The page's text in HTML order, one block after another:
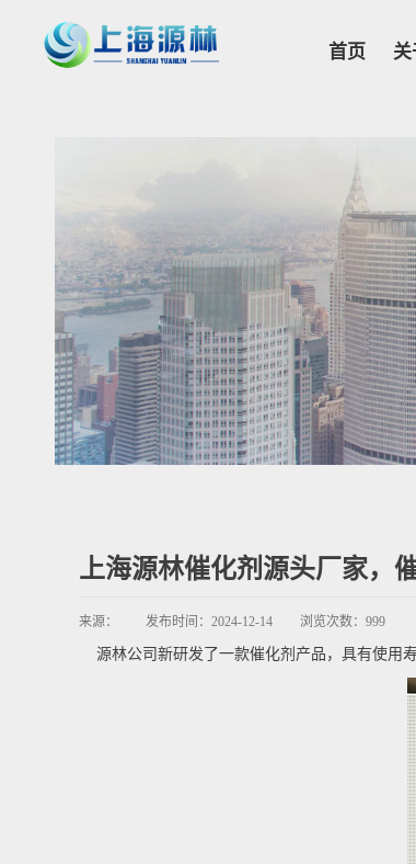
首页 关
上海源林催化剂源头厂家，
来源： 发布时间： 2024-12-14 浏览次数： 999
源林公司新研发了一款催化剂 产品，具有使用